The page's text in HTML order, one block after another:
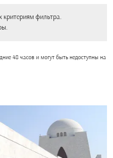
критериям фильтра.
48 часов и могут быть недоступны на